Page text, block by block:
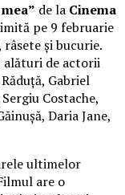
de la Cinema
pe 9 februarie
și bucurie.
alături de actorii
Gabriel
Costache,
Daria Jane,
ultimelor
are o